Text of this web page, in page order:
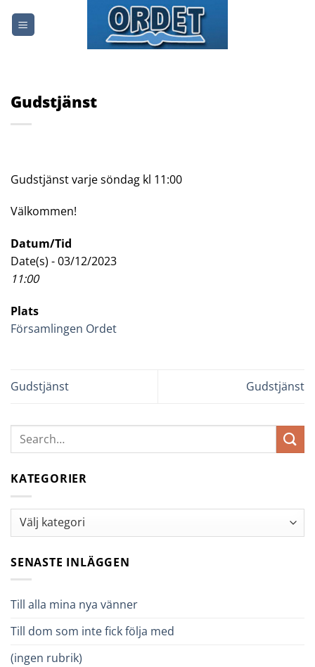
Gudstjänst
Gudstjänst varje söndag kl 11:00
Välkommen!
Datum/Tid
Date(s) - 03/12/2023
11:00
Plats
Församlingen Ordet
Gudstjänst Gudstjänst
KATEGORIER
Kategorier
SENASTE INLÄGGEN
Till alla mina nya vänner
Till dom som inte fick följa med
(ingen rubrik)